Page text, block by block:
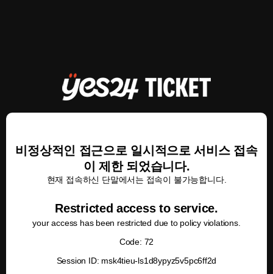
비정상적인 접근으로 일시적으로 서비스 접속
이 제한 되었습니다.
현재 접속하신 단말에서는 접속이 불가능합니다.
Restricted access to service.
your access has been restricted due to policy violations.
Code: 72
Session ID: msk4tieu-ls1d8ypyz5v5pc6ff2d